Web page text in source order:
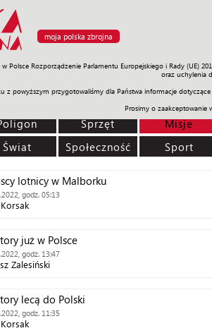
moja polska zbrojna
Polsce Rozporządzenie Parlamentu Europejskiego i Rady
oraz uchylenia
z powyższym przygotowaliśmy dla Państwa informacje
Prosimy o
Misje Polityka Prawo Świat
Sprzęt
Misje
Świat Społeczność Sport
lotnicy w Malborku
godz. 05:13
już w Polsce
godz. 13:47
Zalesiński
lecą do Polski
godz. 11:35